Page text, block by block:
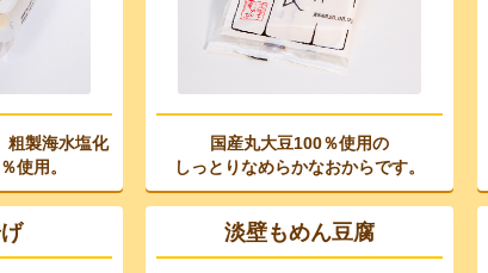
粗製海水塩化
使用。
国産丸大豆100％使用の
しっとりなめらかなおからです。
淡壁もめん豆腐